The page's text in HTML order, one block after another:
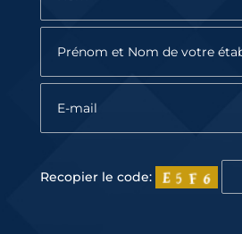
Recopier le code: